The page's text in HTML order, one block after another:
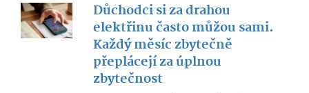
Důchodci si za drahou
elektřinu často můžou sami.
Každý měsíc zbytečně
přeplácejí za úplnou
zbytečnost